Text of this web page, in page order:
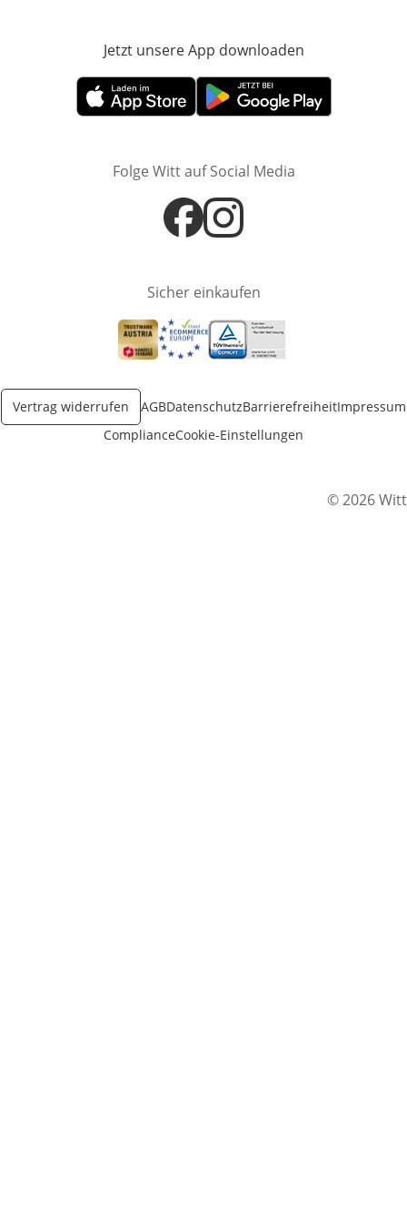
Jetzt unsere App downloaden
Öffnet in neuem FensterÖffnet in neuem Fenster
Folge Witt auf Social Media
Öffnet in neuem Fenster
Öffnet in neuem Fenster
Sicher einkaufen
Öffnet in neuem Fenster
Öffnet in neuem Fenster
Öffnet in neuem Fenster
Vertrag widerrufen AGBDatenschutzBarrierefreiheitImpressum
ComplianceCookie-Einstellungen
© 2026 Witt